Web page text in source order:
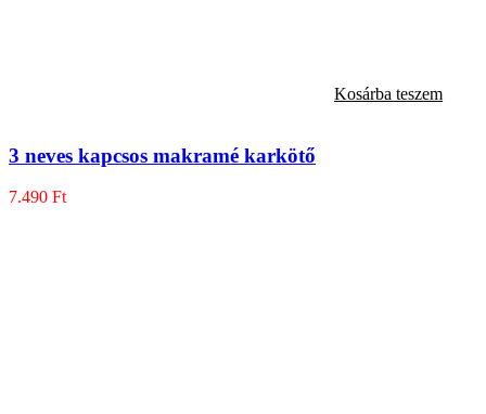
Kosárba teszem
3 neves kapcsos makramé karkötő
7.490 Ft